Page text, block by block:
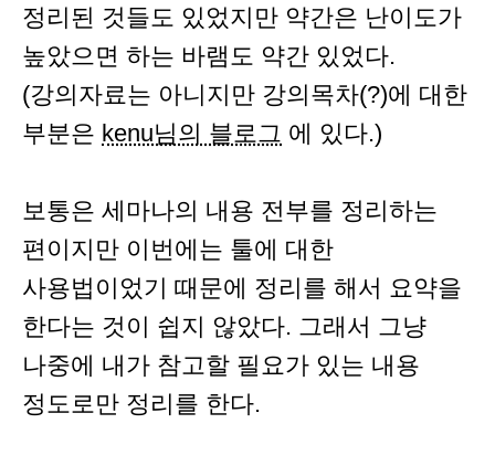
정리된 것들도 있었지만 약간은 난이도가
높았으면 하는 바램도 약간 있었다.
(강의자료는 아니지만 강의목차(?)에 대한
부분은 kenu님의 블로그 에 있다.)
보통은 세마나의 내용 전부를 정리하는
편이지만 이번에는 툴에 대한
사용법이었기 때문에 정리를 해서 요약을
한다는 것이 쉽지 않았다. 그래서 그냥
나중에 내가 참고할 필요가 있는 내용
정도로만 정리를 한다.